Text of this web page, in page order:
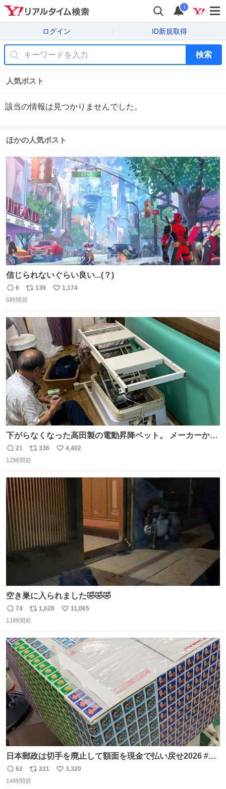
i
ログイン ID新規取得
検索
人気ポスト
該当の情報は見つかりませんでした。
ほかの人気ポスト
信じられないぐらい良い...(？)
返
信
6
リ
ポ
ト
数
139
い
数
1,174
6時間前
下がらなくなった高田製の電動昇降ベット。 メーカーから
は、完全に見放されたんですが、 見事に85歳の父が治しま
した。 うちの父は、トヨタカローラのボディをオート生産
の配線をハンダで修理している横で、
返
信
21
リ
ポ
ト
数
336
い
数
4,402
12時間前
空き巣に入られました🤣🤣🤣
返
信
74
リ
ポ
ト
数
1,028
い
数
11,065
11時間前
日本郵政は切手を廃止して額面を現金で払い戻せ2026 #日
本郵政 @JapanPostHD_PR
返
信
62
リ
ポ
221
い
3,320
14時間前